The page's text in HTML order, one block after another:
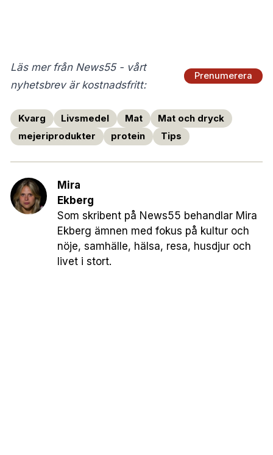
Läs mer från News55 - vårt
nyhetsbrev är kostnadsfritt:
Prenumerera
Kvarg Livsmedel Mat
Mat och dryck
mejeriprodukter
protein Tips
Mira
Ekberg
Som skribent på News55 behandlar Mira
Ekberg ämnen med fokus på kultur och
nöje, samhälle, hälsa, resa, husdjur och
livet i stort.